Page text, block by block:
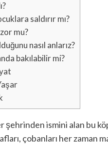
saldırır mı?
mu?
nasıl anlarız?
bakılabilir mi?
şehrinden ismini alan bu
çobanları her zaman